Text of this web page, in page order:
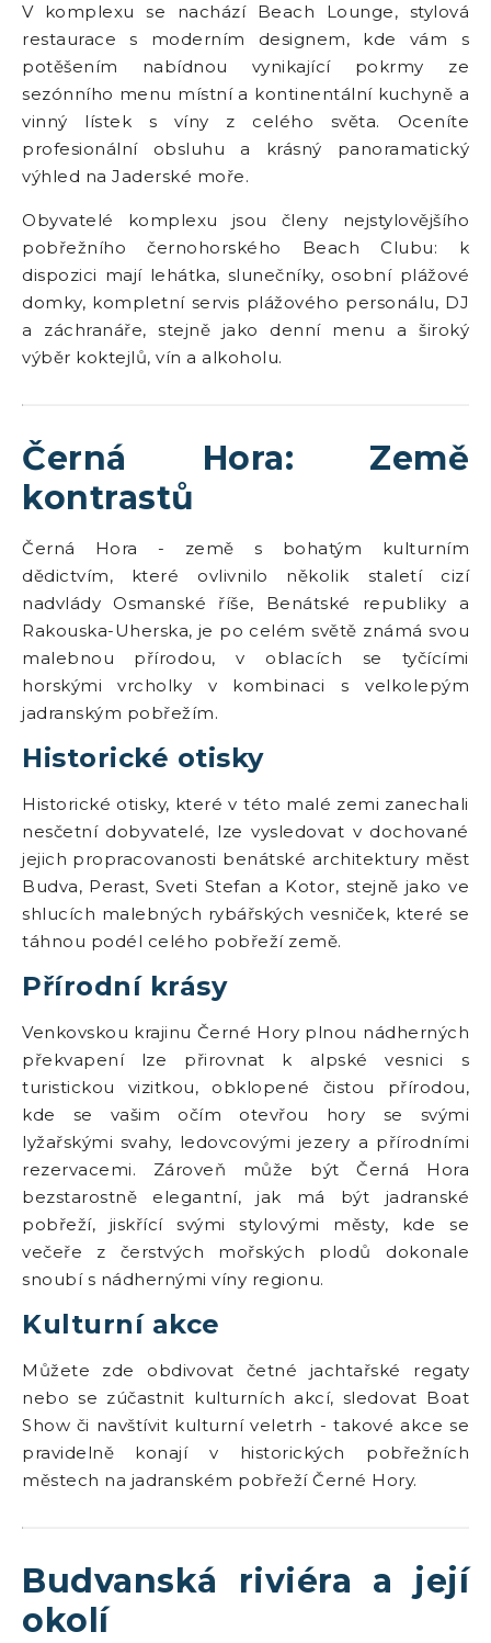
V komplexu se nachází Beach Lounge, stylová
restaurace s moderním designem, kde vám s
potěšením nabídnou vynikající pokrmy ze
sezónního menu místní a kontinentální kuchyně a
vinný lístek s víny z celého světa. Oceníte
profesionální obsluhu a krásný panoramatický
výhled na Jaderské moře.
Obyvatelé komplexu jsou členy nejstylovějšího
pobřežního černohorského Beach Clubu: k
dispozici mají lehátka, slunečníky, osobní plážové
domky, kompletní servis plážového personálu, DJ
a záchranáře, stejně jako denní menu a široký
výběr koktejlů, vín a alkoholu.
Černá Hora: Země
kontrastů
Černá Hora - země s bohatým kulturním
dědictvím, které ovlivnilo několik staletí cizí
nadvlády Osmanské říše, Benátské republiky a
Rakouska-Uherska, je po celém světě známá svou
malebnou přírodou, v oblacích se tyčícími
horskými vrcholky v kombinaci s velkolepým
jadranským pobřežím.
Historické otisky
Historické otisky, které v této malé zemi zanechali
nesčetní dobyvatelé, lze vysledovat v dochované
jejich propracovanosti benátské architektury měst
Budva, Perast, Sveti Stefan a Kotor, stejně jako ve
shlucích malebných rybářských vesniček, které se
táhnou podél celého pobřeží země.
Přírodní krásy
Venkovskou krajinu Černé Hory plnou nádherných
překvapení lze přirovnat k alpské vesnici s
turistickou vizitkou, obklopené čistou přírodou,
kde se vašim očím otevřou hory se svými
lyžařskými svahy, ledovcovými jezery a přírodními
rezervacemi. Zároveň může být Černá Hora
bezstarostně elegantní, jak má být jadranské
pobřeží, jiskřící svými stylovými městy, kde se
večeře z čerstvých mořských plodů dokonale
snoubí s nádhernými víny regionu.
Kulturní akce
Můžete zde obdivovat četné jachtařské regaty
nebo se zúčastnit kulturních akcí, sledovat Boat
Show či navštívit kulturní veletrh - takové akce se
pravidelně konají v historických pobřežních
městech na jadranském pobřeží Černé Hory.
Budvanská riviéra a její
okolí